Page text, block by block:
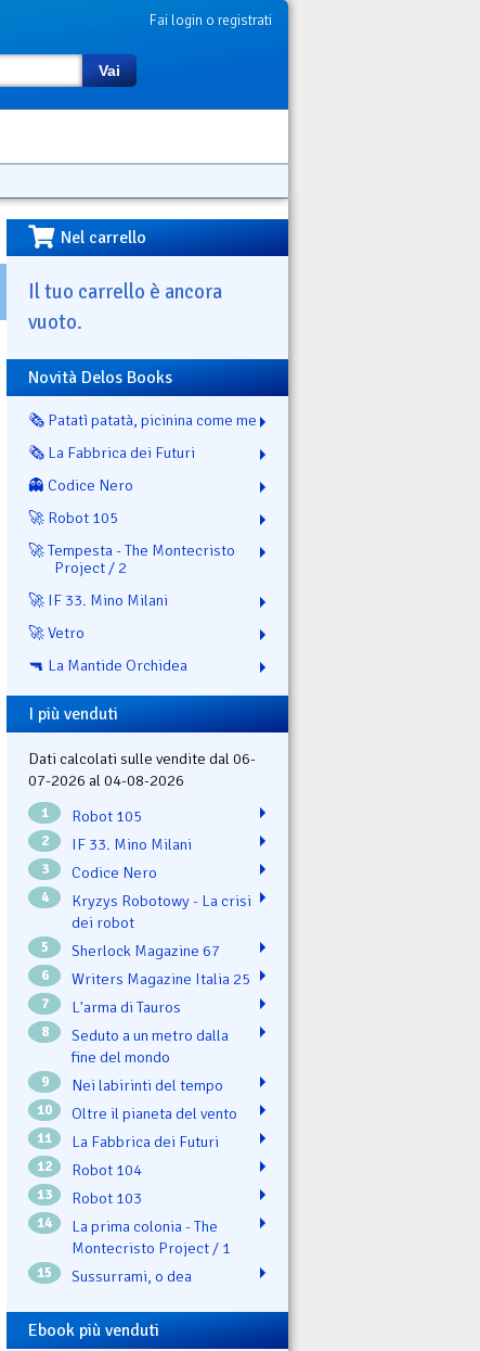
Fai login o registrati
Vai
Nel carrello
Il tuo carrello è ancora
vuoto.
Novità Delos Books
🗞️ Patatì patatà, picinina come me
🗞️ La Fabbrica dei Futuri
👻 Codice Nero
🚀 Robot 105
🚀 Tempesta - The Montecristo
Project / 2
🚀 IF 33. Mino Milani
🚀 Vetro
🔫 La Mantide Orchidea
I più venduti
Dati calcolati sulle vendite dal 06-
07-2026 al 04-08-2026
1 Robot 105
2 IF 33. Mino Milani
3 Codice Nero
4
Kryzys Robotowy - La crisi
dei robot
5 Sherlock Magazine 67
6 Writers Magazine Italia 25
7 L'arma di Tauros
8
Seduto a un metro dalla
fine del mondo
9 Nei labirinti del tempo
10 Oltre il pianeta del vento
11 La Fabbrica dei Futuri
12 Robot 104
13 Robot 103
14
La prima colonia - The
Montecristo Project / 1
15 Sussurrami, o dea
Ebook più venduti